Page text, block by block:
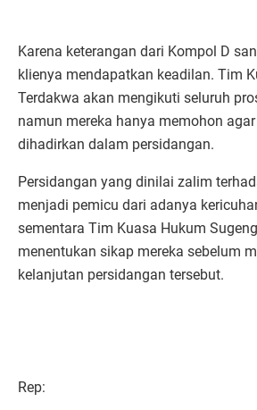
Karena keterangan dari Kompol D
klienya mendapatkan keadilan. Tim
Terdakwa akan mengikuti seluruh
namun mereka hanya memohon
dihadirkan dalam persidangan.
Persidangan yang dinilai zalim
menjadi pemicu dari adanya
sementara Tim Kuasa Hukum
menentukan sikap mereka sebelum
kelanjutan persidangan tersebut.
Rep: